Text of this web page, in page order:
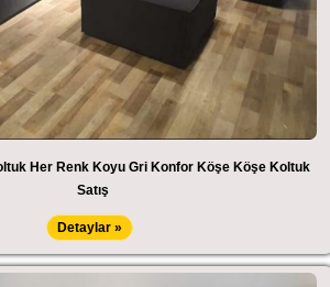
Her Renk Koyu Gri Konfor Köşe Köşe Koltuk
Satış
Detaylar »